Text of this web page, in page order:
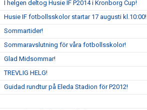
I helgen deltog Husie IF P2014 i Kronborg Cup!
Husie IF fotbollsskolor startar 17 augusti kl.10:00!
Sommartider!
Sommaravslutning för våra fotbollsskolor!
Glad Midsommar!
TREVLIG HELG!
Guidad rundtur på Eleda Stadion för P2012!